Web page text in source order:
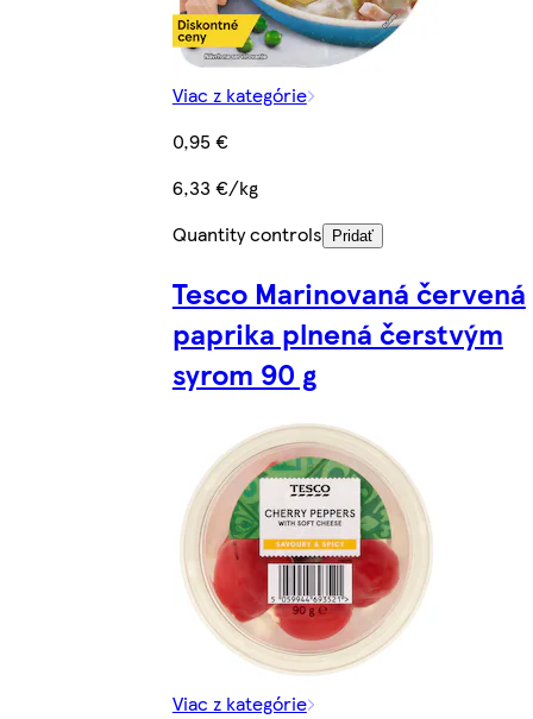
Viac z kategórie
0,95 €
6,33 €/kg
Quantity controls
Pridať
Tesco Marinovaná červená
paprika plnená čerstvým
syrom 90 g
Viac z kategórie